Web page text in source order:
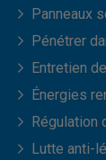
Panneaux
Pénétrer
Entretien
Énergies
Régulation
Lutte anti-